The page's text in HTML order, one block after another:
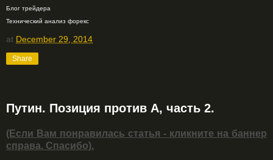
Блог трейдера
Технический анализ форекс
at December 29, 2014
Share
Путин. Позиция против А, часть 2.
(Если Вам понравилась статья - кликните на баннер
справа. Спасибо).